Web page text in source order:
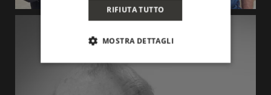
RIFIUTA TUTTO
MOSTRA DETTAGLI